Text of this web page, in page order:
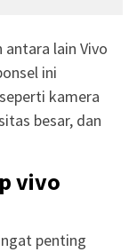
antara lain Vivo
ini
kamera
besar, dan
vivo
penting